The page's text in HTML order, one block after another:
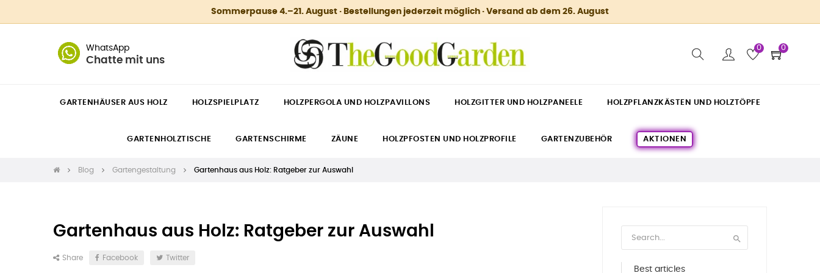
Sommerpause 4.–21. August · Bestellungen jederzeit möglich · Versand ab dem 26. August
WhatsApp
Chatte mit uns
0 0
GARTENHÄUSER AUS HOLZ HOLZSPIELPLATZ HOLZPERGOLA UND HOLZPAVILLONS HOLZGITTER UND HOLZPANEELE HOLZPFLANZKÄSTEN UND HOLZTÖPFE
GARTENHOLZTISCHE GARTENSCHIRME ZÄUNE HOLZPFOSTEN UND HOLZPROFILE GARTENZUBEHÖR AKTIONEN
Blog Gartengestaltung Gartenhaus aus Holz: Ratgeber zur Auswahl
Gartenhaus aus Holz: Ratgeber zur Auswahl
Share Facebook Twitter

Best articles